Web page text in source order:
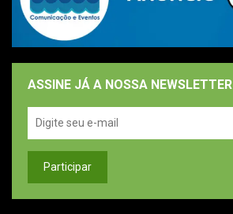
ASSINE JÁ A NOSSA NEWSLETTER